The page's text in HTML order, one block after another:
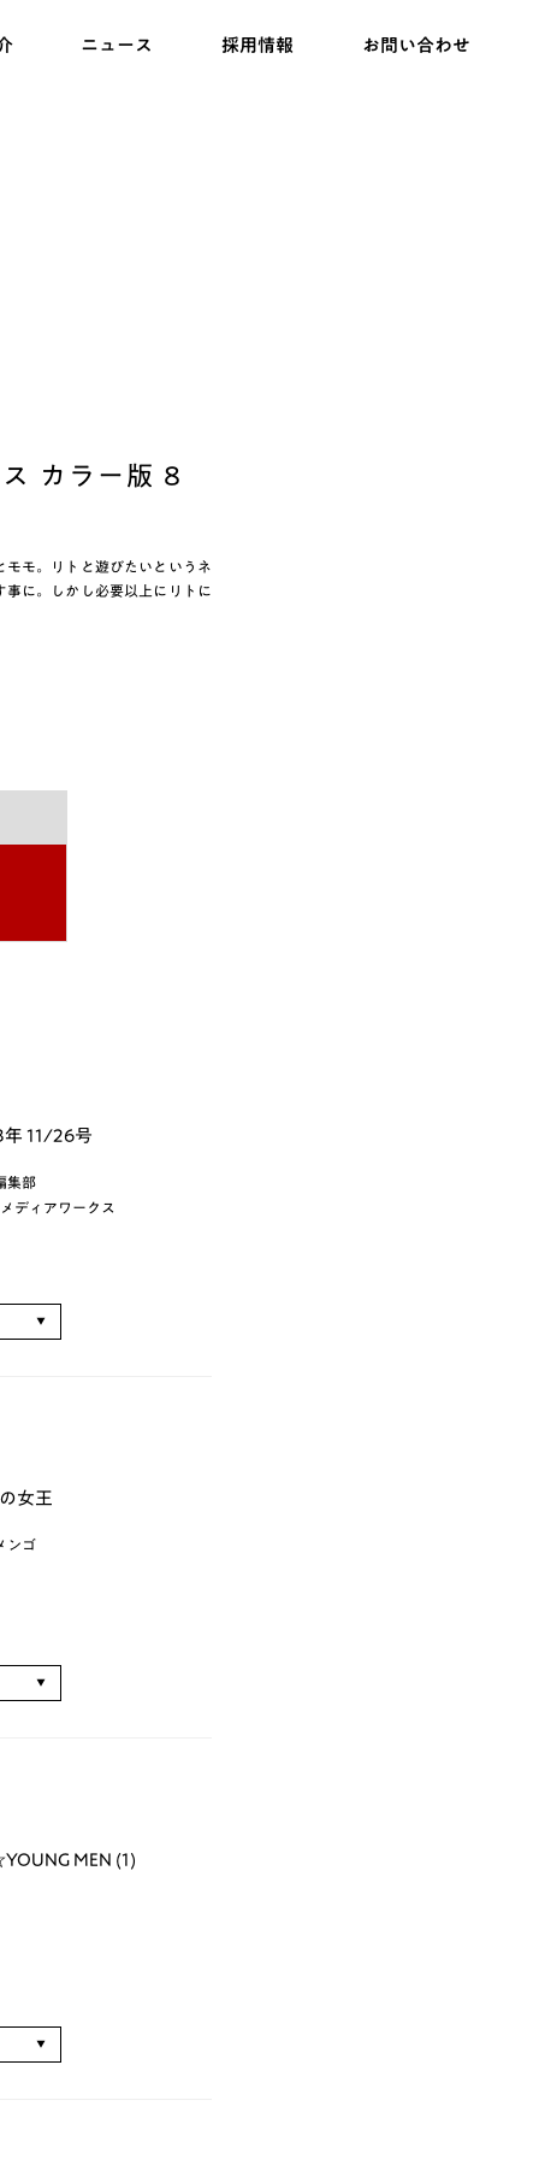
ニュース 採用情報 お問い合わせ
カラー版 8
モ。リトと遊びたいというネ
に。しかし必要以上にリトに
年 11/26号
集部
ディアワークス
女王
ンゴ
MEN (1)